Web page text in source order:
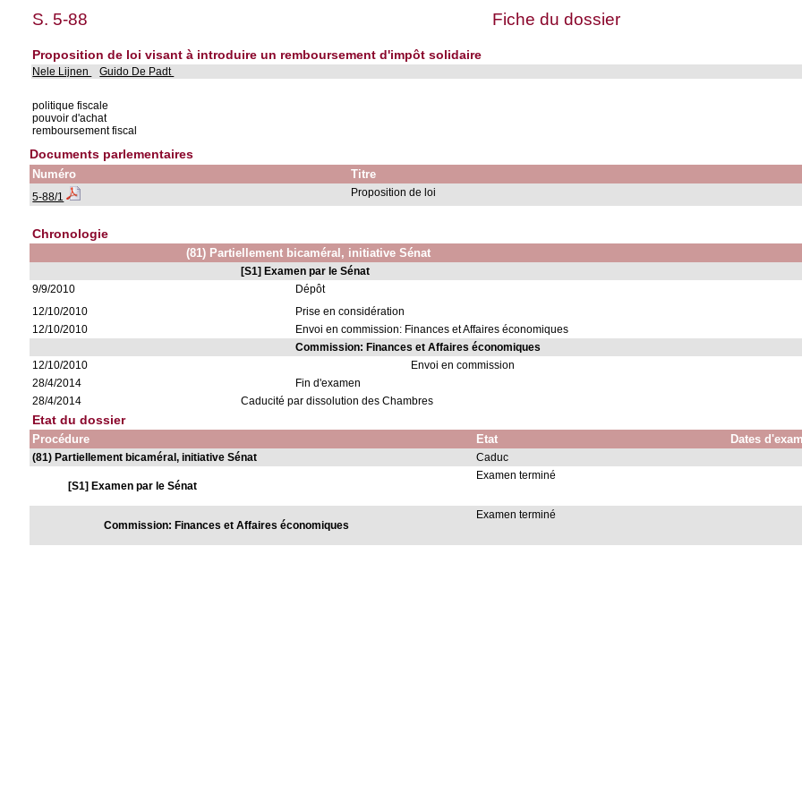
S. 5-88 Fiche du dossier
Proposition de loi visant à introduire un remboursement d'impôt solidaire
Nele Lijnen Guido De Padt
politique fiscale
pouvoir d'achat
remboursement fiscal
Documents parlementaires
Numéro Titre
5-88/1 Proposition de loi
Chronologie
(81) Partiellement bicaméral, initiative Sénat
[S1] Examen par le Sénat
9/9/2010
Dépôt
12/10/2010
Prise en considération
12/10/2010
Envoi en commission: Finances et Affaires économiques
Commission: Finances et Affaires économiques
12/10/2010
Envoi en commission
28/4/2014
Fin d'examen
28/4/2014
Caducité par dissolution des Chambres
Etat du dossier
Procédure Etat Dates
(81) Partiellement bicaméral, initiative Sénat Caduc
[S1] Examen par le Sénat
Examen terminé
Commission: Finances et Affaires économiques
Examen terminé